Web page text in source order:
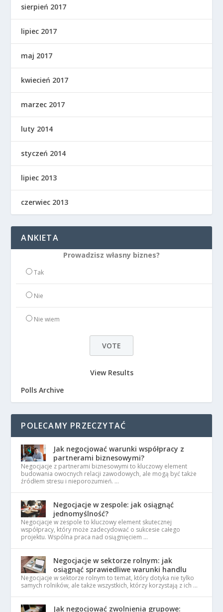
sierpień 2017
lipiec 2017
maj 2017
kwiecień 2017
marzec 2017
luty 2014
styczeń 2014
lipiec 2013
czerwiec 2013
ANKIETA
Prowadzisz własny biznes?
Tak
Nie
Nie wiem
View Results
Polls Archive
POLECAMY PRZECZYTAĆ
Jak negocjować warunki współpracy z
partnerami biznesowymi?
Negocjacje z partnerami biznesowymi to kluczowy element
budowania owocnych relacji zawodowych, ale mogą być także
źródłem stresu i nieporozumień. …
Negocjacje w zespole: jak osiągnąć
jednomyślność?
Negocjacje w zespole to kluczowy element skutecznej
współpracy, który może zadecydować o sukcesie całego
projektu. Wspólna praca nad osiągnięciem …
Negocjacje w sektorze rolnym: jak
osiągnąć sprawiedliwe warunki handlu
Negocjacje w sektorze rolnym to temat, który dotyka nie tylko
samych rolników, ale także wszystkich, którzy korzystają z ich …
Jak negocjować zwolnienia grupowe: